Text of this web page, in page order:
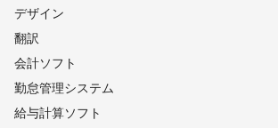
デザイン
翻訳
会計ソフト
勤怠管理システム
給与計算ソフト